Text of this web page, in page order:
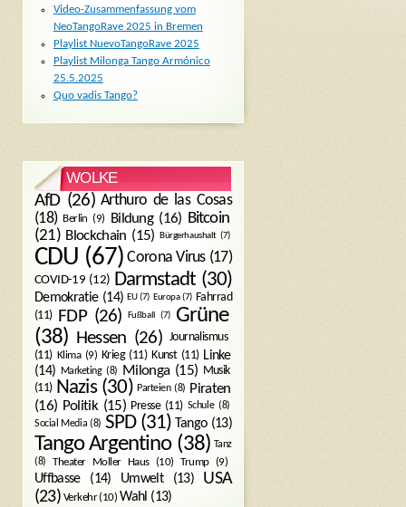
Video-Zusammenfassung vom
NeoTangoRave 2025 in Bremen
Playlist NuevoTangoRave 2025
Playlist Milonga Tango Armónico
25.5.2025
Quo vadis Tango?
WOLKE
AfD(26) Arthuro de las Cosas
(18) Berlin (9) Bildung(16) Bitcoin
(21) Blockchain (15) Bürgerhaushalt (7)
CDU (67) Corona Virus(17)
COVID-19 (12) Darmstadt (30)
Demokratie(14) EU(7) Europa(7) Fahrrad
(11)
FDP(26) Fußball (7)
Grüne
(38) Hessen (26) Journalismus
(11) Klima(9) Krieg(11) Kunst(11) Linke
(14) Marketing(8) Milonga(15) Musik
(11) Nazis(30) Parteien(8) Piraten
(16) Politik(15) Presse(11) Schule(8)
Social Media (8) SPD(31) Tango(13)
Tango Argentino(38) Tanz
(8)
Theater Moller Haus(10) Trump(9)
Uffbasse(14) Umwelt(13)
USA
(23) Verkehr(10) Wahl (13)